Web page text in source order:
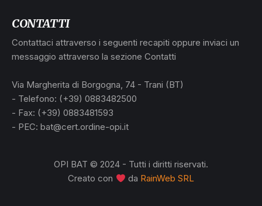
CONTATTI
Contattaci attraverso i seguenti recapiti oppure inviaci un
messaggio attraverso la sezione Contatti
Via Margherita di Borgogna, 74 - Trani (BT)
- Telefono: (+39) 0883482500
- Fax: (+39) 0883481593
- PEC: bat@cert.ordine-opi.it
OPI BAT © 2024 - Tutti i diritti riservati.
Creato con
da RainWeb SRL